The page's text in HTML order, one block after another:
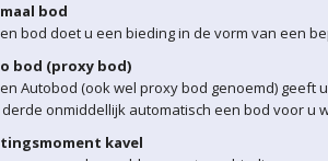
bod
bod doet u een bieding in de vorm van een
bod (proxy bod)
Autobod (ook wel proxy bod genoemd)
onmiddellijk automatisch een bod voor u
kavel